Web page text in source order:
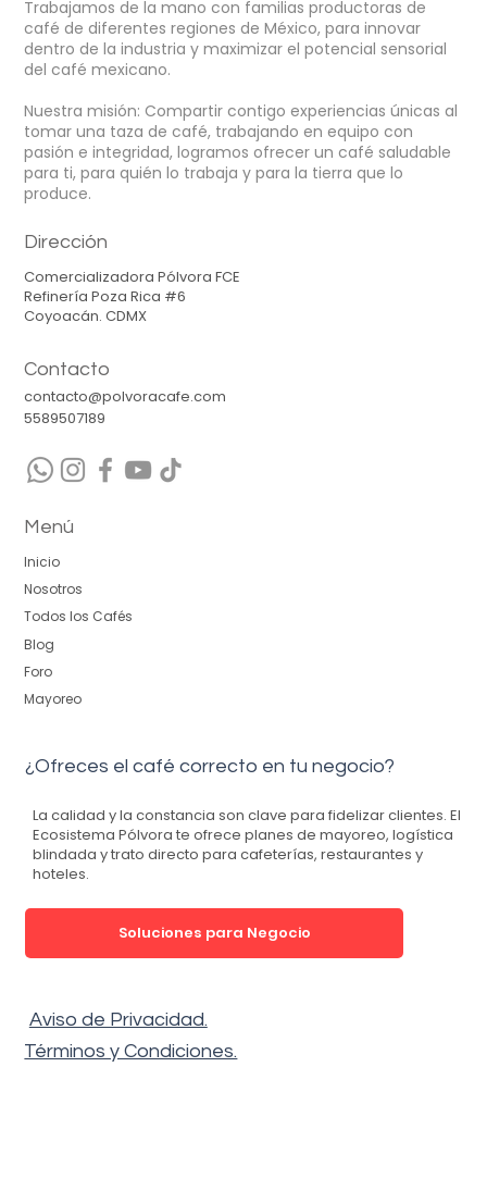
Trabajamos de la mano con familias productoras de
café de diferentes regiones de México, para innovar
dentro de la industria y maximizar el potencial sensorial
del café mexicano.
Nuestra misión: Compartir contigo experiencias únicas al
tomar una taza de café, trabajando en equipo con
pasión e integridad, logramos ofrecerun café saludable
para ti, para quién lo trabaja y para la tierra que lo
produce.
Dirección
Comercializadora Pólvora FCE
Refinería Poza Rica #6
Coyoacán. CDMX
Contacto
contacto@polvoracafe.com
5589507189
Menú
Inicio
Nosotros
Todos los Cafés
Blog
Foro
Mayoreo
¿Ofreces el café correcto en tu negocio?
La calidad y la constancia son clave para fidelizar clientes.El
Ecosistema Pólvora te ofrece planes de mayoreo, logística
blindada y trato directo para cafeterías, restaurantes y
hoteles.
Soluciones para Negocio
Aviso de Privacidad.
Términos y Condiciones.